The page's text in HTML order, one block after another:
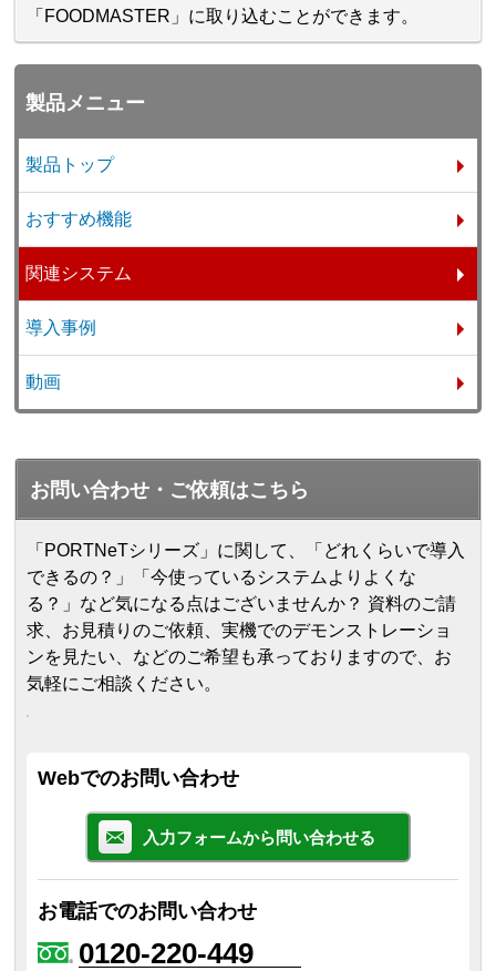
「FOODMASTER」に取り込むことができます。
製品メニュー
製品トップ
おすすめ機能
関連システム
導入事例
動画
お問い合わせ・ご依頼はこちら
「PORTNeTシリーズ」に関して、「どれくらいで導入
できるの？」「今使っているシステムよりよくな
る？」など気になる点はございませんか？ 資料のご請
求、お見積りのご依頼、実機でのデモンストレーショ
ンを見たい、などのご希望も承っておりますので、お
気軽にご相談ください。
Webでのお問い合わせ
入力フォームから問い合わせる
お電話でのお問い合わせ
0120-220-449